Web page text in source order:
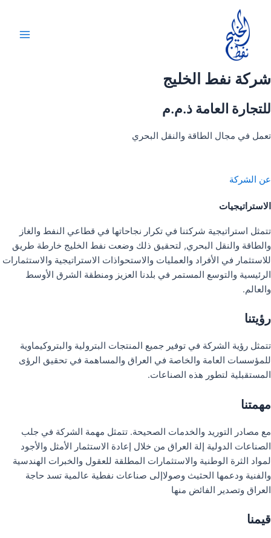
المحتوى
شركة نفط الخليج
للتجارة العامة ذ.م.م
تعمل في مجال الطاقة والنقل البحري
عن الشركة
الاستراتيجيات
تتمثل استراتيجية شركتنا في تكرار نجاحاتها في قطاعي النفط والغاز
والطاقة والنقل البحري, لتحقيق ذلك وضعت نفط الخليج خارطة طريق
للاستثمار في الأفراد والعمليات والاستحواذات الاستراتيجية والاستثمارات
الرئيسية والتوسع المستمر في بلدنا العزيز ومنطقة الشرق الأوسط
والعالم.
رؤيتنا
تتمثل رؤية الشركة في توفير جميع المنتجات البترولية والبتروكيماوية
للمؤسسات العامة والخاصة في العراق والمساهمة في تحقيق الرؤى
المستقبلية لتطور هذه الصناعات.
مهمتنا
مع مصادر التوريد والخدمات الصحيحة. تتمثل مهمة الشركة في جلب
الصناعات الدولية إلة العراق من خلال إعادة الاستثمار الأمثل والأجود
لمواد الثرة الوطنية والاستثمارات المطلقة للعقول والخبرات الهندسية
والفنية ودعمها الحثيث وصولاإلى صناعات نفطية عالمية تسد حاجة
العراق وتصدير الفائض منها
قيمنا